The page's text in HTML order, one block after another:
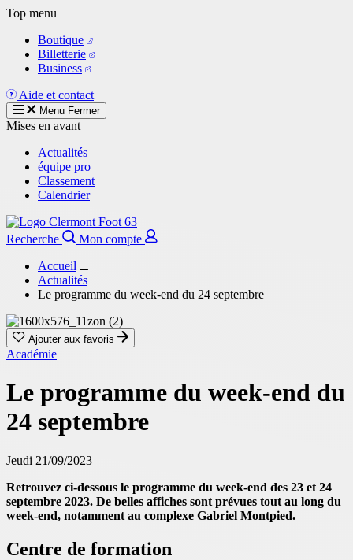
Aller
contenu
principal
Top menu
Boutique
Billetterie
Business
Aide et contact
Menu Fermer
Mises en avant
Actualités
équipe pro
Classement
Calendrier
Recherche
Mon compte
Accueil
Actualités
Le programme du week-end du 24 septembre
Ajouter aux favoris
Académie
Le programme du week-end du
24 septembre
Jeudi 21/09/2023
Retrouvez ci-dessous le programme du week-end des 23 et 24
septembre 2023. De belles affiches sont prévues tout au long du
week-end, notamment au complexe Gabriel Montpied.
Centre de formation